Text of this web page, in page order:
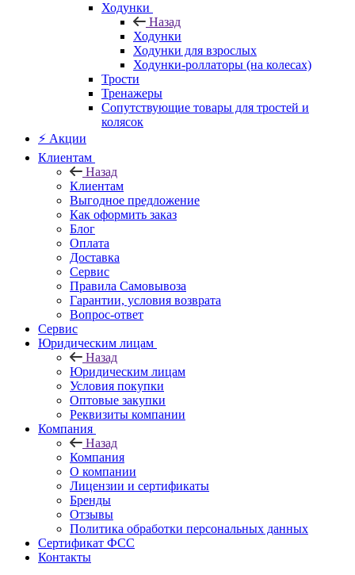
Ходунки
Назад
Ходунки
Ходунки для взрослых
Ходунки-роллаторы (на колесах)
Трости
Тренажеры
Сопутствующие товары для тростей и
колясок
⚡ Акции
Клиентам
Назад
Клиентам
Выгодное предложение
Как оформить заказ
Блог
Оплата
Доставка
Сервис
Правила Самовывоза
Гарантии, условия возврата
Вопрос-ответ
Сервис
Юридическим лицам
Назад
Юридическим лицам
Условия покупки
Оптовые закупки
Реквизиты компании
Компания
Назад
Компания
О компании
Лицензии и сертификаты
Бренды
Отзывы
Политика обработки персональных данных
Сертификат ФСС
Контакты